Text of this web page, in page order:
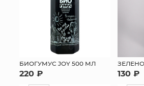
БИОГУМУС JOY 500 МЛ
220 ₽ 130 ₽